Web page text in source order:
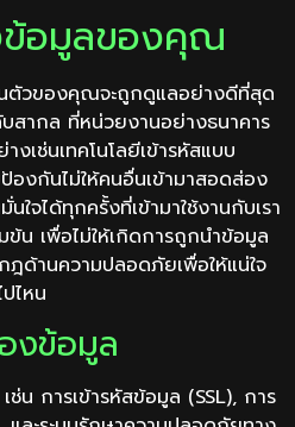
ข้อมูลของคุณ
ตัวของคุณจะถูกดูแลอย่างดีที่สุด
บสากล ที่หน่วยงานอย่างธนาคาร
เช่นเทคโนโลยีเข้ารหัสแบบ
งกันไม่ให้คนอื่นเข้ามาสอดส่อง
จได้ทุกครั้งที่เข้ามาใช้งานกับเรา
น เพื่อไม่ให้เกิดการถูกนำข้อมูล
ฎด้านความปลอดภัยเพื่อให้แน่ใจ
ไหน
งข้อมูล
ช่น การเข้ารหัสข้อมูล (SSL), การ